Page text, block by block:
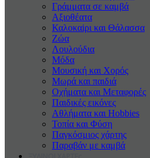
Γράμματα σε καμβά
Αξιοθέατα
Καλοκαiρι και Θάλασσα
Ζώα
Λουλούδια
Μόδα
Μουσική και Χορός
Μωρά και παιδιά
Οχήματα και Μεταφορές
Παιδικές εικόνες
Αθλήματα και Hobbies
Τοπία και Φύση
Παγκόσμιος χάρτης
Παραβάν με καμβά